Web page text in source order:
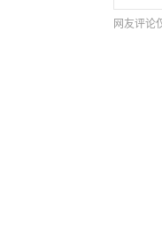
网友评论